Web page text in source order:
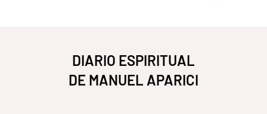
DIARIO ESPIRITUAL
DE MANUEL APARICI